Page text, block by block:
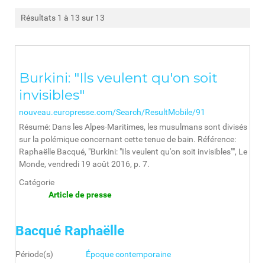
Résultats 1 à 13 sur 13
Burkini: "Ils veulent qu'on soit
invisibles"
nouveau.europresse.com/Search/ResultMobile/91
Résumé: Dans les Alpes-Maritimes, les musulmans sont divisés
sur la polémique concernant cette tenue de bain. Référence:
Raphaëlle Bacqué, "Burkini: "Ils veulent qu'on soit invisibles"", Le
Monde, vendredi 19 août 2016, p. 7.
Catégorie
Article de presse
Bacqué Raphaëlle
Période(s)
Époque contemporaine